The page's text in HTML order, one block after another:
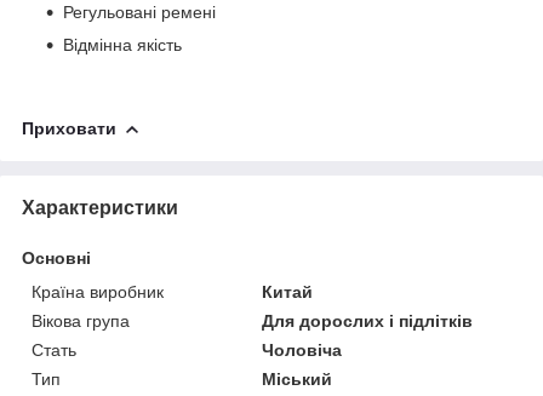
Регульовані ремені
Відмінна якість
Приховати
Характеристики
Основні
Країна виробник
Китай
Вікова група
Для дорослих і підлітків
Стать
Чоловіча
Тип
Міський